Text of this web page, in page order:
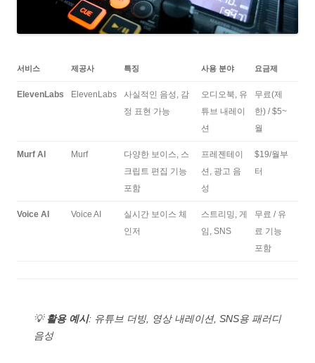
서비스 제공사 특징 사용 분야 요금제
ElevenLabs ElevenLabs
사실적인 음성, 감
정 표현 가능
오디오북, 유
튜브 내레이
션
무료(제
한) / $5~
월
Murf AI Murf
다양한 보이스, 스
크립트 편집 기능
포함
프레젠테이
션, 광고 음
성
$19/월부
터
Voice AI Voice AI
실시간 보이스 체
인저
스트리밍, 게
임, SNS
무료 / 유
료 기능
포함
💡 활용 예시: 유튜브 더빙, 영상 내레이션, SNS용 패러디
음성